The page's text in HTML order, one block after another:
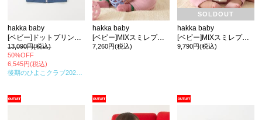
販サイト
hakka baby
[ベビー]ドットプリントブルゾン
13,090円(税込)
50%OFF
6,545円(税込)
hakka baby
[ベビー]MIXスミレプリントリバーシブルボアベスト
7,260円(税込)
SOLDOUT
hakka baby
[ベビー]MIXスミレプリントボアポンチョ
9,790円(税込)